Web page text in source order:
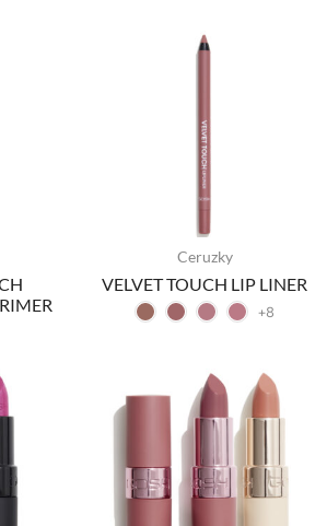
Ceruzky
VELVET TOUCH LIP LINER
+8